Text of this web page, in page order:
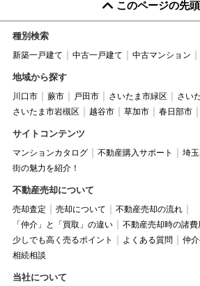
このページの先
種別検索
新築一戸建て 中古一戸建て 中古マンション
地域から探す
川口市 蕨市 戸田市 さいたま市緑区
さい
さいたま市岩槻区
越谷市 草加市 春日部市
サイトコンテンツ
マンションカタログ 不動産購入サポート
埼
街の魅力を紹介！
不動産売却について
売却査定 売却について
不動産売却の流れ
「仲介」と「買取」の違い
不動産売却時の諸費
少しでも高く売るポイント
よくある質問
仲
相続相談
当社について